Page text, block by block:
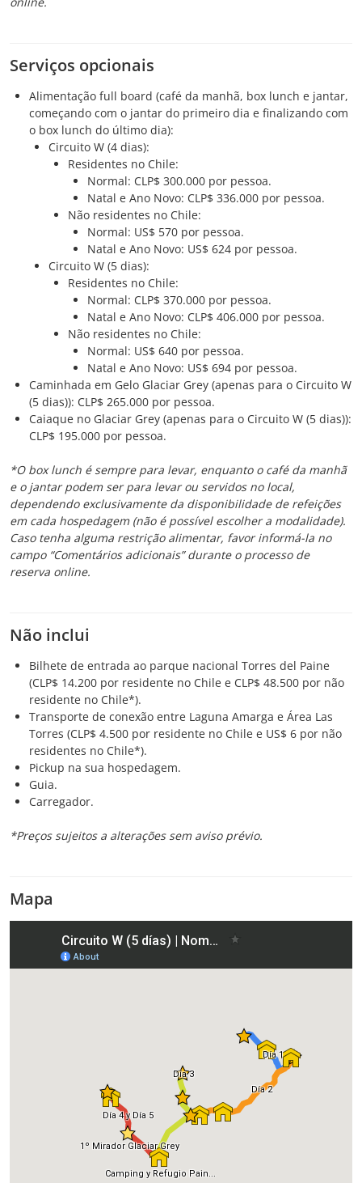
Serviços opcionais
Alimentação full board (café da manhã, box lunch e jantar,
começando com o jantar do primeiro dia e finalizando com
o box lunch do último dia):
Circuito W (4 dias):
Residentes no Chile:
Normal: CLP$ 300.000 por pessoa.
Natal e Ano Novo: CLP$ 336.000 por pessoa.
Não residentes no Chile:
Normal: US$ 570 por pessoa.
Natal e Ano Novo: US$ 624 por pessoa.
Circuito W (5 dias):
Residentes no Chile:
Normal: CLP$ 370.000 por pessoa.
Natal e Ano Novo: CLP$ 406.000 por pessoa.
Não residentes no Chile:
Normal: US$ 640 por pessoa.
Natal e Ano Novo: US$ 694 por pessoa.
Caminhada em Gelo Glaciar Grey (apenas para o Circuito W
(5 dias)): CLP$ 265.000 por pessoa.
Caiaque no Glaciar Grey (apenas para o Circuito W (5 dias)):
CLP$ 195.000 por pessoa.
*O box lunch é sempre para levar, enquanto o café da manhã
e o jantar podem ser para levar ou servidos no local,
dependendo exclusivamente da disponibilidade de refeições
em cada hospedagem (não é possível escolher a modalidade).
Caso tenha alguma restrição alimentar, favor informá-la no
campo “Comentários adicionais” durante o processo de
reserva online.
Não inclui
Bilhete de entrada ao parque nacional Torres del Paine
(CLP$ 14.200 por residente no Chile e CLP$ 48.500 por não
residente no Chile*).
Transporte de conexão entre Laguna Amarga e Área Las
Torres (CLP$ 4.500 por residente no Chile e US$ 6 por não
residentes no Chile*).
Pickup na sua hospedagem.
Guia.
Carregador.
*Preços sujeitos a alterações sem aviso prévio.
Mapa